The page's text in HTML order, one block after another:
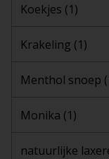
Koekjes (1)
Krakeling (1)
Menthol snoep
Monika (1)
natuurlijke